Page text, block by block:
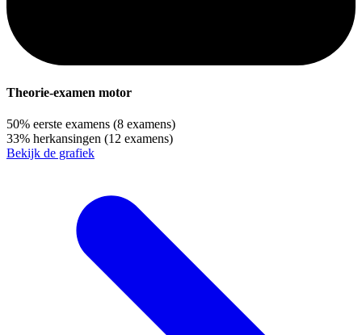
Theorie-examen motor
50% eerste examens (8 examens)
33% herkansingen (12 examens)
Bekijk de grafiek